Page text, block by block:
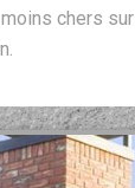
chers